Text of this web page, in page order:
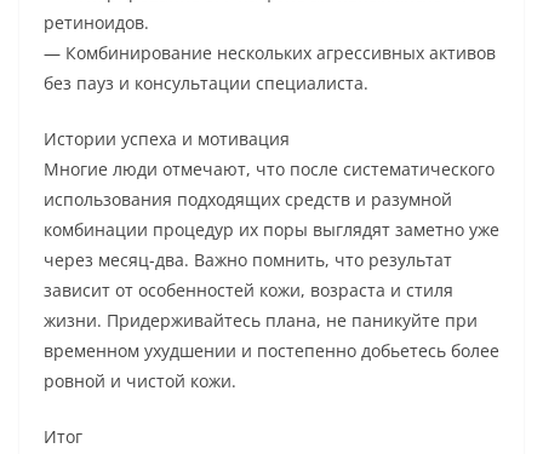
ретиноидов.
— Комбинирование нескольких агрессивных активов
без пауз и консультации специалиста.
Истории успеха и мотивация
Многие люди отмечают, что после систематического
использования подходящих средств и разумной
комбинации процедур их поры выглядят заметно уже
через месяц-два. Важно помнить, что результат
зависит от особенностей кожи, возраста и стиля
жизни. Придерживайтесь плана, не паникуйте при
временном ухудшении и постепенно добьетесь более
ровной и чистой кожи.
Итог